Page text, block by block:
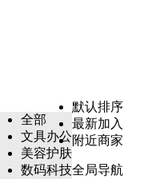
全部
文具办公
美容护肤
数码科技
默认排序
最新加入
附近商家
全局导航